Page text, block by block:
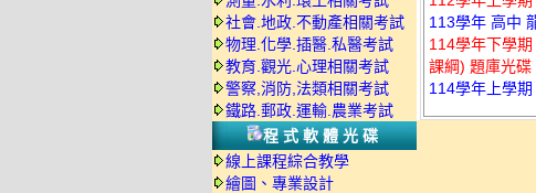
社會.地政.不動產相關考試
物理.化學.插醫.私醫考試
教育.觀光.心理相關考試
警察,消防,法類相關考試
鐵路.郵政.運輸.農業考試
程式軟體光碟
線上課程綜合教學
繪圖、專業設計
113學年 高中
114學年下學
課綱) 題庫光碟
114學年上學